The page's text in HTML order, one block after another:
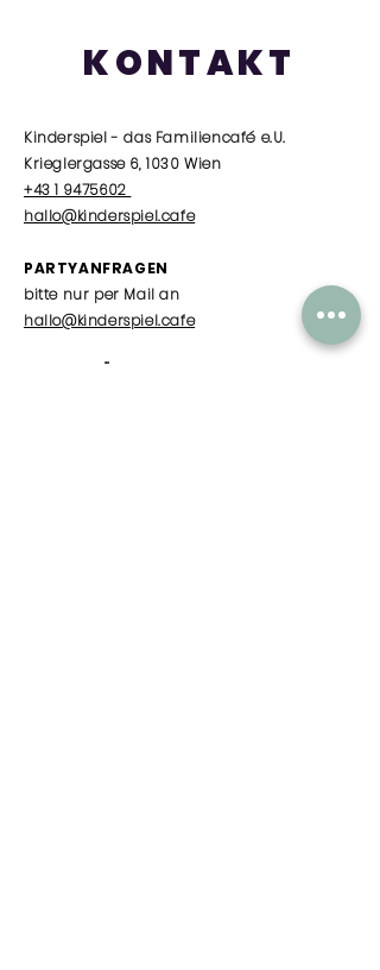
KONTAKT
Kinderspiel - das Familiencafé e.U.
Krieglergasse 6, 1030 Wien
+43 1 9475602
hallo@kinderspiel.cafe
PARTYANFRAGEN
bitte nur per Mail an
hallo@kinderspiel.cafe
SOMMER ÖFFNUNGSZEITEN